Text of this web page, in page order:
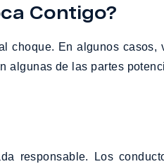
Contigo?
En algunos casos,
de las partes
responsable. Los